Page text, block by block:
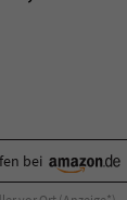
bei
des